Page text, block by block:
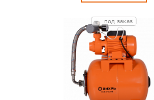
под заказ